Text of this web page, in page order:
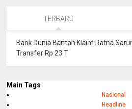
TERBARU
Bank Dunia Bantah Klaim Ratna
Transfer Rp 23 T
Main Tags
Nasional
Headline